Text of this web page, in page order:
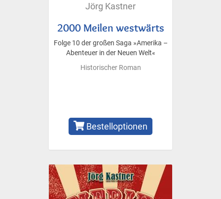
Jörg Kastner
2000 Meilen westwärts
Folge 10 der großen Saga »Amerika –
Abenteuer in der Neuen Welt«
Historischer Roman
Bestelloptionen